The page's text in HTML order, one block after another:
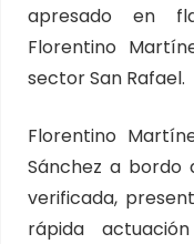
apresado en
Florentino
sector San Rafael.
Florentino
Sánchez a bordo
verificada,
rápida